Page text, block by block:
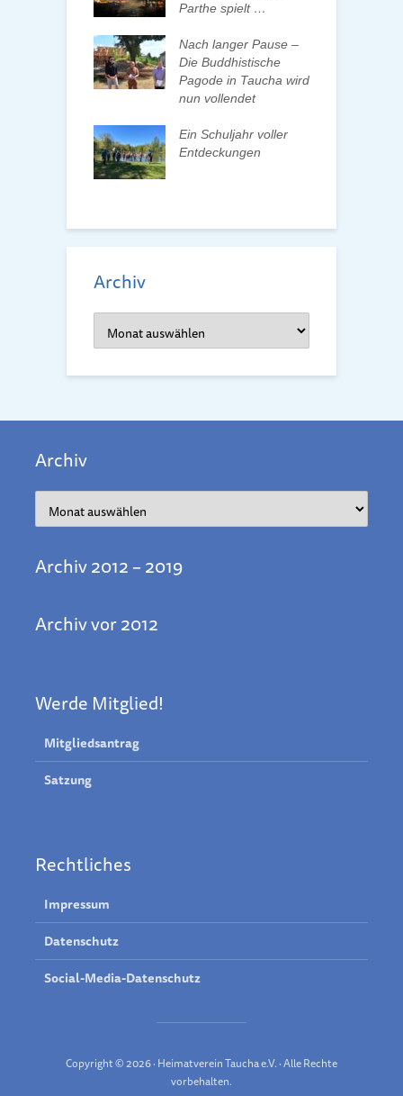
Parthe spielt …
Nach langer Pause –
Die Buddhistische
Pagode in Taucha wird
nun vollendet
Ein Schuljahr voller
Entdeckungen
Archiv
Archiv
Archiv 2012 – 2019
Archiv vor 2012
Werde Mitglied!
Mitgliedsantrag
Satzung
Rechtliches
Impressum
Datenschutz
Social-Media-Datenschutz
Copyright © 2026 · Heimatverein Taucha e.V. · Alle Rechte
vorbehalten.